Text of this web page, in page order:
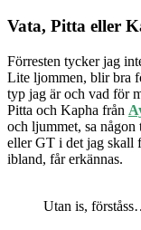
Vata, Pitta eller
Förresten tycker jag
Lite ljommen, blir bra
typ jag är och vad för
Pitta och Kapha från
och ljummet, sa
eller GT i det jag skall
ibland, får erkännas.
Utan is,